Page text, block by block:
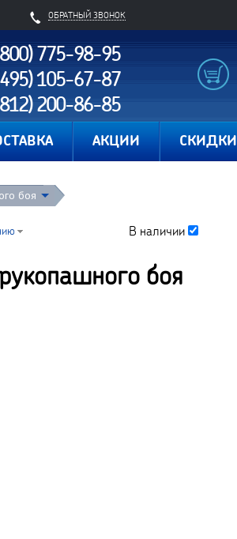
ОБРАТНЫЙ ЗВОНОК
775-98-95
105-67-87
200-86-85
АКЦИИ СКИДКИ
боя
В наличии
боя